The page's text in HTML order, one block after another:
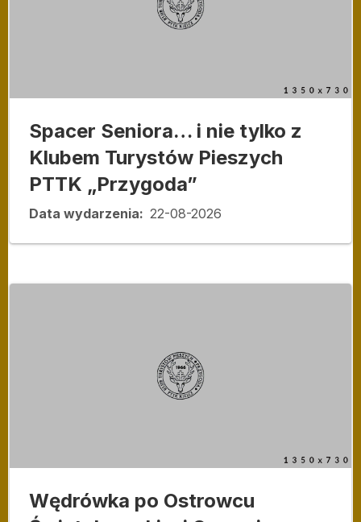
Spacer Seniora… i nie tylko z
Klubem Turystów Pieszych
PTTK „Przygoda”
Data wydarzenia 22-08-2026
Wędrówka po Ostrowcu